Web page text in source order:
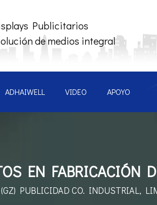
Publicitarios
de medios integral
ADHAIWELL VIDEO APOYO
EN FABRICACIÓN
PUBLICIDAD CO. INDUSTRIAL,